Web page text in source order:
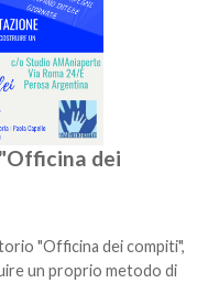
dei
"Officina dei compiti",
un proprio metodo di